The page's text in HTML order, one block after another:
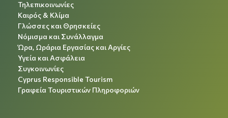
Τηλεπικοινωνίες
Καιρός & Κλίμα
Γλώσσες και Θρησκείες
Νόμισμα και Συνάλλαγμα
Ώρα, Ωράρια Εργασίας και Αργίες
Υγεία και Ασφάλεια
Συγκοινωνίες
Cyprus Responsible Tourism
Γραφεία Τουριστικών Πληροφοριών